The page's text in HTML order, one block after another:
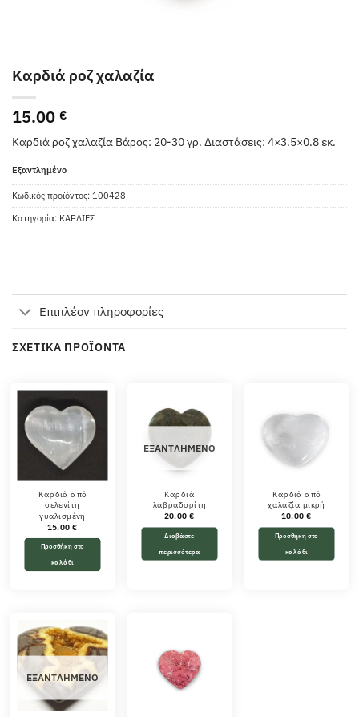
Καρδιά ροζ χαλαζία
15.00 €
Καρδιά ροζ χαλαζία Βάρος: 20-30 γρ. Διαστάσεις: 4×3.5×0.8 εκ.
Εξαντλημένο
Κωδικός προϊόντος: 100428
Κατηγορία: ΚΑΡΔΙΕΣ
Επιπλέον πληροφορίες
ΣΧΕΤΙΚΆ ΠΡΟΪΌΝΤΑ
Καρδιά από
σελενίτη
γυαλισμένη
15.00€
Προσθήκη στο
καλάθι
ΕΞΑΝΤΛΗΜΈΝΟ
Καρδιά
λαβραδορίτη
20.00€
Διαβάστε
περισσότερα
Καρδιά από
χαλαζία μικρή
10.00€
Προσθήκη στο
καλάθι
ΕΞΑΝΤΛΗΜΈΝΟ